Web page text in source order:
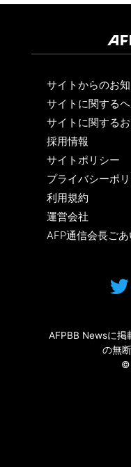
サイトからのお
サイトに関する
サイトに関する
採用情報
サイトポリシー
プライバシーポ
利用規約
運営会社
AFP通信会長ご
AFPBB Newsに掲
の無
©